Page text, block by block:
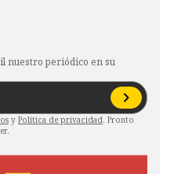
nuestro periódico en su
y Política de privacidad. Pronto